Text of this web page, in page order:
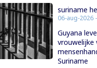
suriname
06-aug-2026
Guyana
vrouwelijke
Suriname